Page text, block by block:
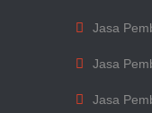
Jasa
Jasa
Jasa